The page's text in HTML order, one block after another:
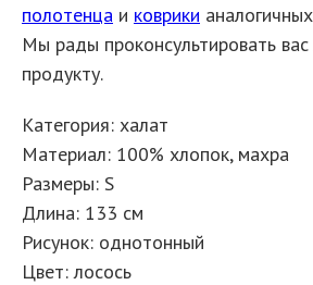
полотенца и коврики
Мы рады проконсультировать
продукту.
Категория: халат
Материал: 100% хлопок, махра
Размеры: S
Длина: 133 см
Рисунок: однотонный
Цвет: лосось